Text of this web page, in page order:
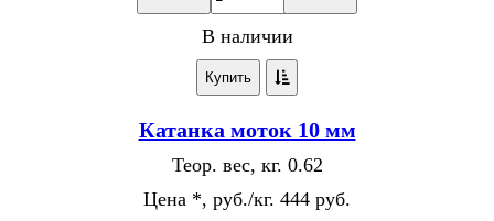
В наличии
Купить
Катанка моток 10 мм
Теор. вес, кг. 0.62
Цена *, руб./кг. 444 руб.